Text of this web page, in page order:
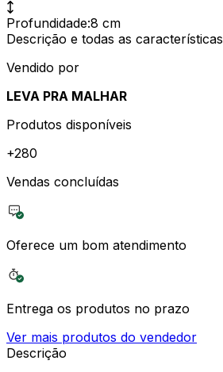
Profundidade:8 cm
Descrição e todas as características
Vendido por
LEVA PRA MALHAR
Produtos disponíveis
+280
Vendas concluídas
Oferece um bom atendimento
Entrega os produtos no prazo
Ver mais produtos do vendedor
Descrição